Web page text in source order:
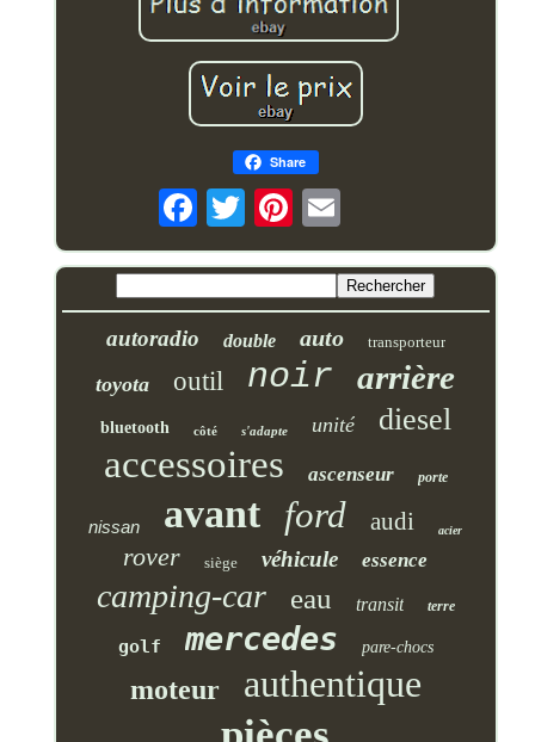
Share
autoradio double auto transporteur
toyota outil noir arrière
bluetooth côté s'adapte unité diesel
accessoires ascenseur porte
nissan avant ford audi acier
rover siège véhicule essence
camping-car eau transit terre
golf mercedes pare-chocs
moteur authentique